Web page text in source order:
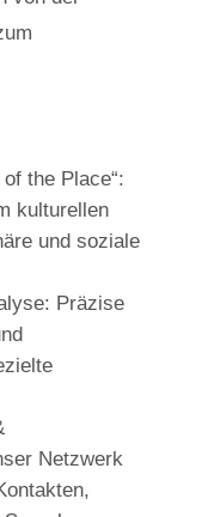
the Place“:
kulturellen
und soziale
Präzise
Netzwerk